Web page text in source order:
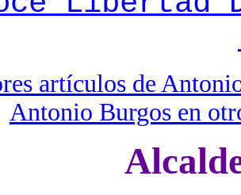
artículos de
Antonio Burgos en